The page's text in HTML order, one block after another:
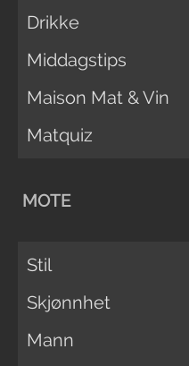
Drikke
Middagstips
Maison Mat & Vin
Matquiz
MOTE
Stil
Skjønnhet
Mann